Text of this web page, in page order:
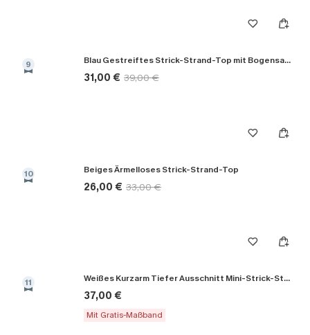
9 Blau Gestreiftes Strick-Strand-Top mit Bogensaum
31,00 € 39,00 €
10 Beiges Ärmelloses Strick-Strand-Top
26,00 € 33,00 €
11 Weißes Kurzarm Tiefer Ausschnitt Mini-Strick-Strandkleid
37,00 €
Mit Gratis-Maßband